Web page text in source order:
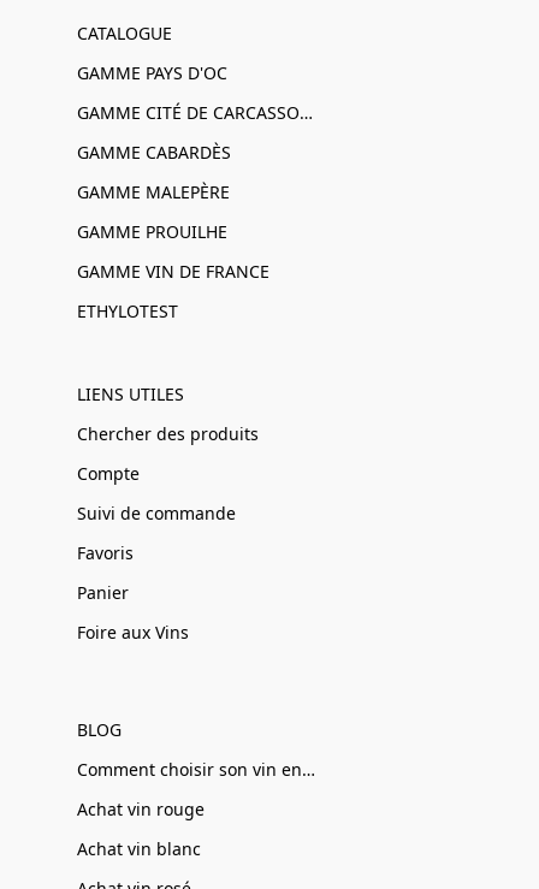
CATALOGUE
GAMME PAYS D'OC
GAMME CITÉ DE CARCASSONNE
GAMME CABARDÈS
GAMME MALEPÈRE
GAMME PROUILHE
GAMME VIN DE FRANCE
ETHYLOTEST
LIENS UTILES
Chercher des produits
Compte
Suivi de commande
Favoris
Panier
Foire aux Vins
BLOG
Comment choisir son vin en ligne
Achat vin rouge
Achat vin blanc